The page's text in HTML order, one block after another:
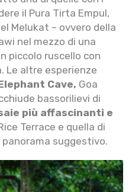
il Pura Tirta Empul,
Melukat – ovvero della
nel mezzo di una
piccolo ruscello con
Le altre esperienze
Cave, Goa
bassorilievi di
più affascinanti e
Terrace e quella di
suggestivo.